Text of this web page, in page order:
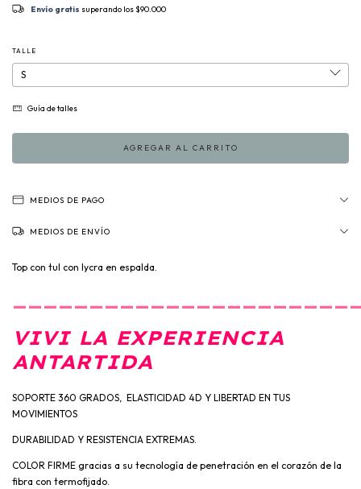
Envío gratis superando los$90.000
TALLE
Guía de talles
MEDIOS DE PAGO
MEDIOS DE ENVÍO
Top con tul con lycra en espalda.
VIVI LA EXPERIENCIA
ANTARTIDA
SOPORTE 360 GRADOS, ELASTICIDAD 4D Y LIBERTAD EN TUS
MOVIMIENTOS
DURABILIDAD Y RESISTENCIA EXTREMAS.
COLOR FIRME gracias a su tecnología de penetración en el corazón de la
fibra con termofijado.